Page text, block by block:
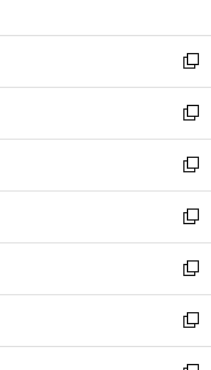
開
く
ウ
で
開
く
ン
ド
ウ
で
開
く
ウ
ィ
ン
ド
ウ
で
開
く
新
し
い
ウ
ィ
ン
ド
ウ
で
開
く
新
し
い
ウ
ィ
ン
ド
ウ
で
開
新
し
い
ウ
ィ
ン
ド
ウ
新
し
い
ウ
ィ
ン
新
し
い
ウ
新
し